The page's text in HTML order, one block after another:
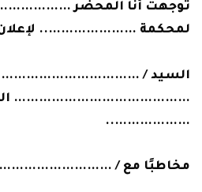
توجهت أنا المحضر
لمحكمة ………………….. لإعلان
السيد /
……………………………………
………………..
مخاطبًا مع / ………………………